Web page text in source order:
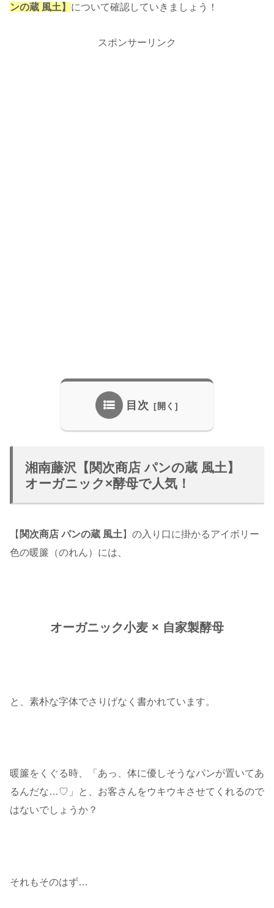
ンの蔵 風土】 について確認していきましょう！
スポンサーリンク
目次
湘南藤沢【関次商店 パンの蔵 風土】
オーガニック×酵母で人気！
【 関次商店 パンの蔵 風土 】の入り口に掛かるアイボリー
色の暖簾（のれん）には、
オーガニック小麦 × 自家製酵母
と、素朴な字体でさりげなく書かれています。
暖簾をくぐる時、「あっ、体に優しそうなパンが置いてあ
るんだな…♡」と、お客さんをウキウキさせてくれるので
はないでしょうか？
それもそのはず…